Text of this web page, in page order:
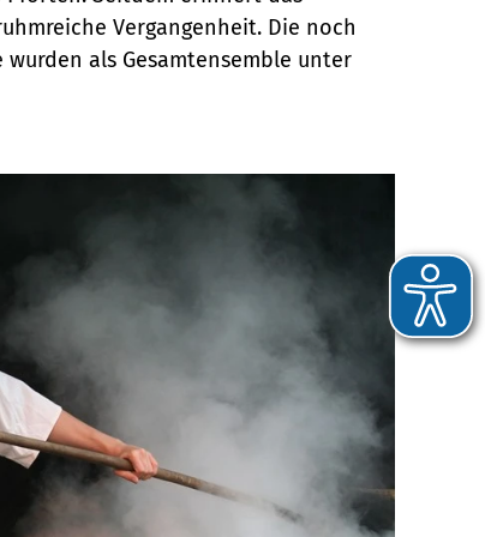
Vergangenheit. Die noch
als Gesamtensemble unter